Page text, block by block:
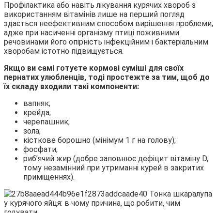
Профілактика або навіть лікування курячих хвороб з
використанням вітамінів лише на перший погляд
здається неефективним способом вирішення проблеми,
адже при насиченні організму птиці поживними
речовинами його опірність інфекційним і бактеріальним
хворобам істотно підвищується.
Якщо ви самі готуєте кормові суміші для своїх
пернатих улюбленців, тоді простежте за тим, щоб до
їх складу входили такі компоненти:
вапняк;
крейда;
черепашник;
зола;
кісткове борошно (мінімум 1 г на голову);
фосфати;
риб’ячий жир (добре заповнює дефіцит вітаміну D,
тому незамінний при утриманні курей в закритих
приміщеннях).